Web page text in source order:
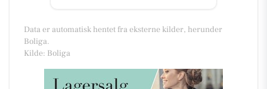
Data er automatisk hentet fra eksterne kilder, herunder
Boliga.
Kilde: Boliga